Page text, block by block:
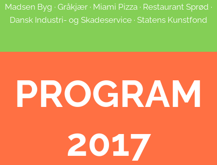
Madsen Byg · Gråkjær · Miami Pizza · Restaurant Sprød ·
Dansk Industri- og Skadeservice · Statens Kunstfond
PROGRAM
2017